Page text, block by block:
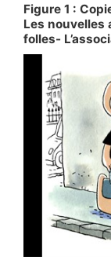
Figure 1 :
Les nouvelles
folles-